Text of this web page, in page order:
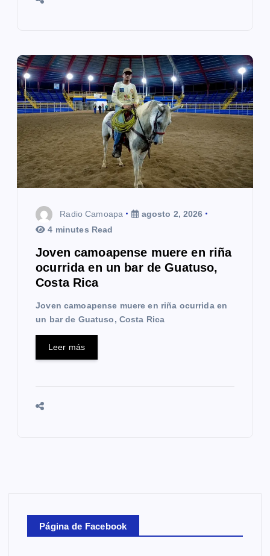
Radio Camoapa
agosto 2, 2026
4 minutes Read
Joven camoapense muere en riña
ocurrida en un bar de Guatuso,
Costa Rica
Joven camoapense muere en riña ocurrida en
un bar de Guatuso, Costa Rica
Leer más
Página de Facebook